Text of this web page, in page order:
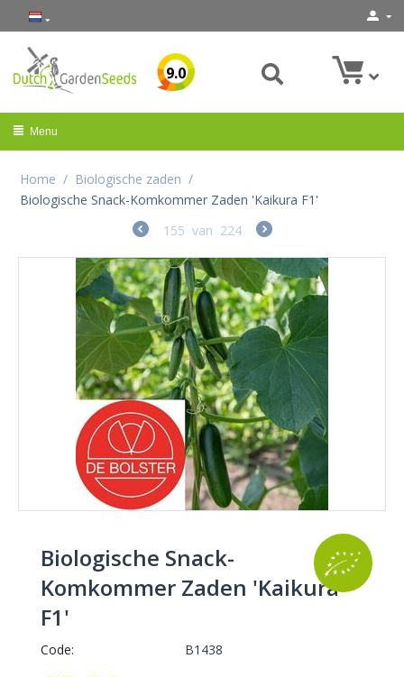
9.0
Menu
Home / Biologische zaden /
Biologische Snack-Komkommer Zaden 'Kaikura F1'
155 van 224
Biologische Snack-
Komkommer Zaden 'Kaikura
F1'
Code: B1438